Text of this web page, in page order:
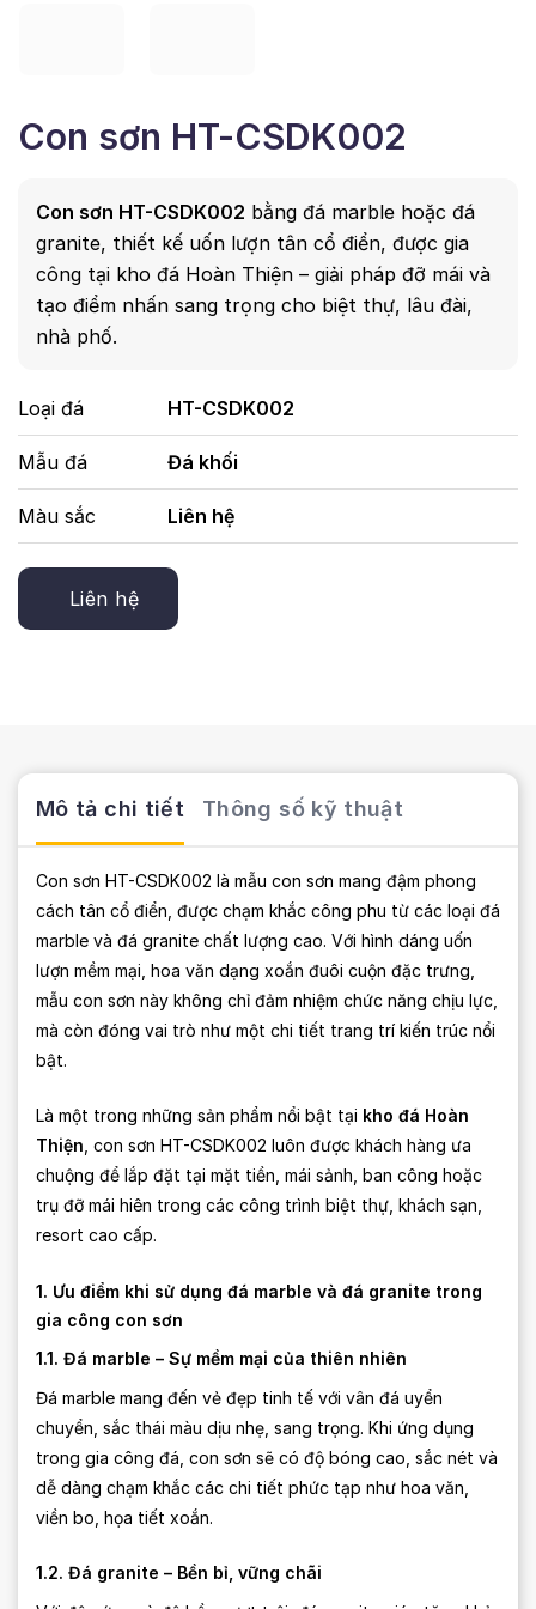
Con sơn HT-CSDK002
Con sơn HT-CSDK002 bằng đá marble hoặc đá
granite, thiết kế uốn lượn tân cổ điển, được gia
công tại kho đá Hoàn Thiện – giải pháp đỡ mái và
tạo điểm nhấn sang trọng cho biệt thự, lâu đài,
nhà phố.
Loại đá HT-CSDK002
Mẫu đá Đá khối
Màu sắc Liên hệ
Liên hệ
Mô tả chi tiết Thông số kỹ thuật
Con sơn HT-CSDK002 là mẫu con sơn mang đậm phong
cách tân cổ điển, được chạm khắc công phu từ các loại đá
marble và đá granite chất lượng cao. Với hình dáng uốn
lượn mềm mại, hoa văn dạng xoắn đuôi cuộn đặc trưng,
mẫu con sơn này không chỉ đảm nhiệm chức năng chịu lực,
mà còn đóng vai trò như một chi tiết trang trí kiến trúc nổi
bật.
Là một trong những sản phẩm nổi bật tại kho đá Hoàn
Thiện , con sơn HT-CSDK002 luôn được khách hàng ưa
chuộng để lắp đặt tại mặt tiền, mái sảnh, ban công hoặc
trụ đỡ mái hiên trong các công trình biệt thự, khách sạn,
resort cao cấp.
1. Ưu điểm khi sử dụng đá marble và đá granite trong
gia công con sơn
1.1. Đá marble – Sự mềm mại của thiên nhiên
Đá marble mang đến vẻ đẹp tinh tế với vân đá uyển
chuyển, sắc thái màu dịu nhẹ, sang trọng. Khi ứng dụng
trong gia công đá, con sơn sẽ có độ bóng cao, sắc nét và
dễ dàng chạm khắc các chi tiết phức tạp như hoa văn,
viền bo, họa tiết xoắn.
1.2. Đá granite – Bền bỉ, vững chãi